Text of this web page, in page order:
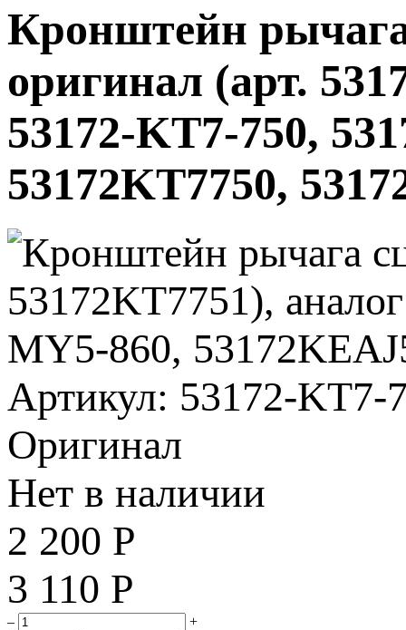
Кронштейн
оригинал (арт.
53172-KT7-750,
53172KT7750,
Артикул: 53172-KT7-
Оригинал
Нет в наличии
2 200 Р
3 110 Р
– +